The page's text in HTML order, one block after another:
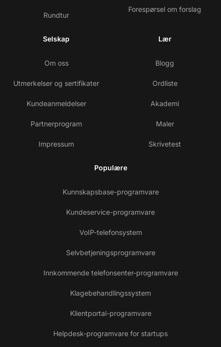
Rundtur
Forespørsel om forslag
Selskap
Om oss
Utmerkelser og sertifikater
Kundeanmeldelser
Partnerprogram
Impressum
Lær
Blogg
Ordliste
Akademi
Maler
Skrivetest
Populære
Kunnskapsbase-programvare
Kundeservice-programvare
VoIP-telefonsystem
Selvbetjeningsprogramvare
Innkommende telefonsenter-programvare
Klagebehandlingssystem
Klientportal-programvare
Helpdesk-programvare for startups